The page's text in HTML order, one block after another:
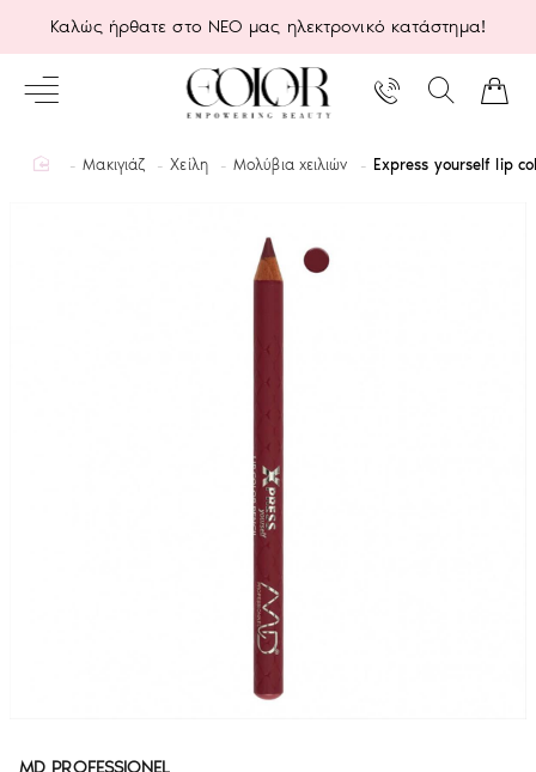
Καλώς ήρθατε στο ΝΕΟ μας ηλεκτρονικό κατάστημα!
homeΜακιγιάζ Χείλη Μολύβια χειλιών Express yourself lip
MD PROFESSIONEL